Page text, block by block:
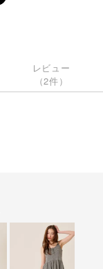
レビュー
（2件）